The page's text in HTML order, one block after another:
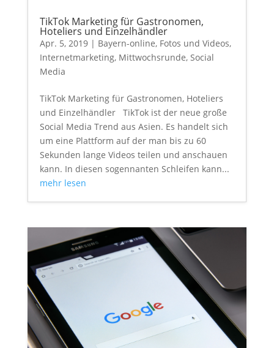
TikTok Marketing für Gastronomen,
Hoteliers und Einzelhändler
Apr. 5, 2019| Bayern-online, Fotos und Videos,
Internetmarketing, Mittwochsrunde, Social
Media
TikTok Marketing für Gastronomen, Hoteliers
und Einzelhändler TikTok ist der neue große
Social Media Trend aus Asien. Es handelt sich
um eine Plattform auf der man bis zu 60
Sekunden lange Videos teilen und anschauen
kann. In diesen sogennanten Schleifen kann...
mehr lesen